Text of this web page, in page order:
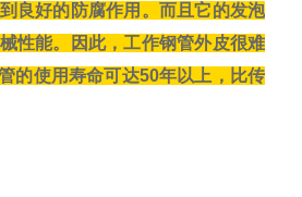
良好的防腐作用。而且它的发泡
性能。因此，工作钢管外皮很难
的使用寿命可达50年以上，比传